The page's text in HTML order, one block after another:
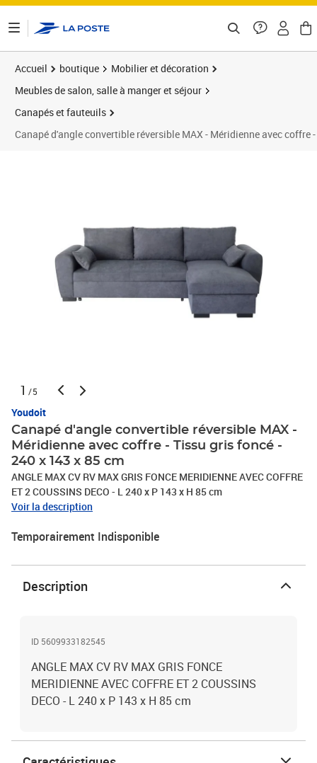
Accueil boutique
Mobilier et décoration
Meubles de salon, salle à manger et séjour
Canapés et fauteuils
Canapé d'angle convertible réversible MAX - Méridienne avec coffre
1 /5
Youdoit
Canapé d'angle convertible réversible MAX -
Méridienne avec coffre - Tissu gris foncé -
240 x 143 x 85 cm
ANGLE MAX CV RV MAX GRIS FONCE MERIDIENNE AVEC COFFRE
ET 2 COUSSINS DECO - L 240 x P 143 x H 85 cm
Voir la description
Temporairement Indisponible
Description
ID 5609933182545
ANGLE MAX CV RV MAX GRIS FONCE
MERIDIENNE AVEC COFFRE ET 2 COUSSINS
DECO - L 240 x P 143 x H 85 cm